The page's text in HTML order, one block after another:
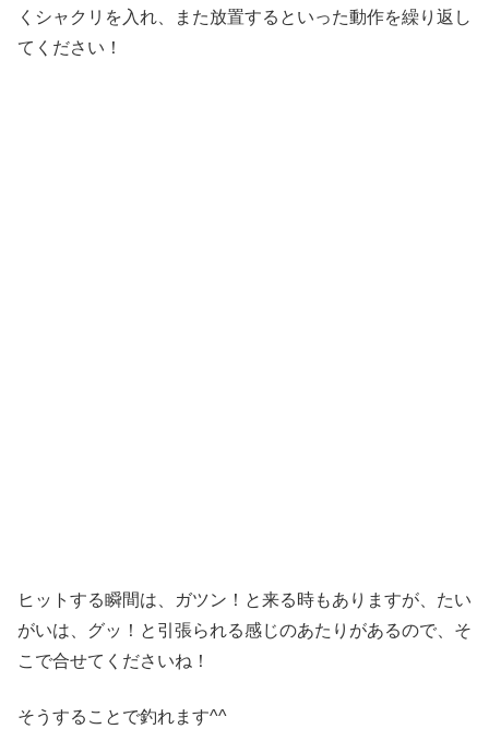
くシャクリを入れ、また放置するといった動作を繰り返し
てください！
ヒットする瞬間は、ガツン！と来る時もありますが、たい
がいは、グッ！と引張られる感じのあたりがあるので、そ
こで合せてくださいね！
そうすることで釣れます^^